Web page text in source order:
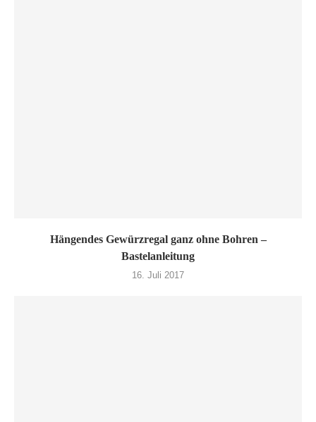
Hängendes Gewürzregal ganz ohne Bohren –
Bastelanleitung
16. Juli 2017